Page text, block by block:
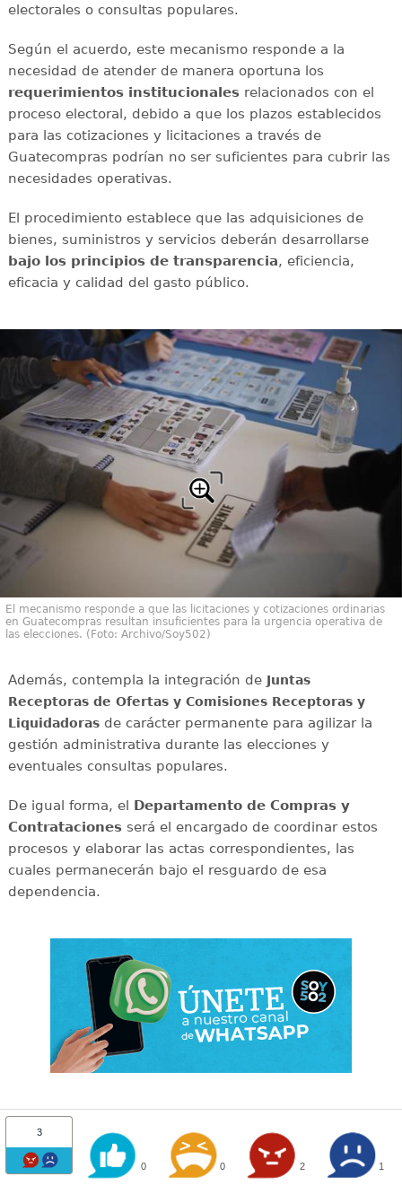
electorales o consultas populares.
Según el acuerdo, este mecanismo responde a la
necesidad de atender de manera oportuna los
requerimientos institucionalesrelacionados con el
proceso electoral, debido a que los plazos establecidos
para las cotizaciones y licitaciones a través de
Guatecompras podrían no ser suficientes para cubrir las
necesidades operativas.
El procedimiento establece que las adquisiciones de
bienes, suministros y servicios deberán desarrollarse
bajo los principios de transparencia, eficiencia,
eficacia y calidad del gasto público.
El mecanismo responde a que las licitaciones y cotizaciones ordinarias
en Guatecompras resultan insuficientes para la urgencia operativa de
las elecciones. (Foto: Archivo/Soy502)
Además, contempla la integración de Juntas
Receptoras de Ofertas y Comisiones Receptoras y
Liquidadorasde carácter permanente para agilizar la
gestión administrativa durante las elecciones y
eventuales consultas populares.
De igual forma, el Departamento de Compras y
Contratacionesserá el encargado de coordinar estos
procesos y elaborar las actas correspondientes, las
cuales permanecerán bajo el resguardo de esa
dependencia.
3
0 0 2 1